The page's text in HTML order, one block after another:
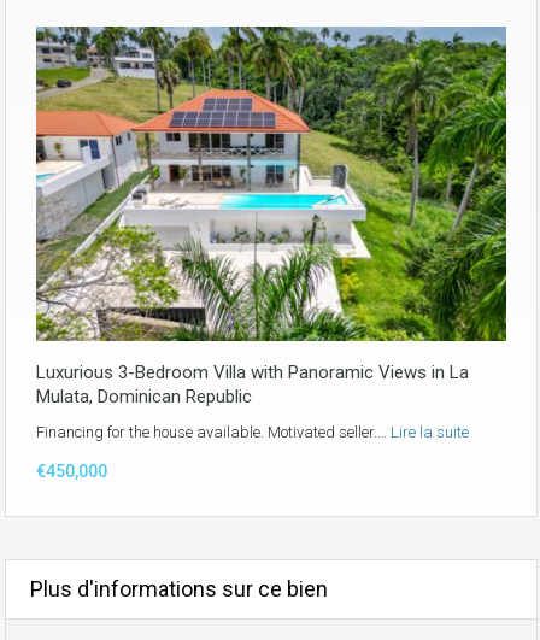
Luxurious 3-Bedroom Villa with Panoramic Views in La
Mulata, Dominican Republic
Financing for the house available. Motivated seller.… Lire la suite
€450,000
Plus d'informations sur ce bien